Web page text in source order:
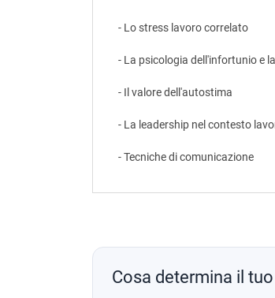
- Lo stress lavoro correlato
- La psicologia dell'infortunio e
- Il valore dell'autostima
- La leadership nel contesto
- Tecniche di comunicazione
Cosa determina il